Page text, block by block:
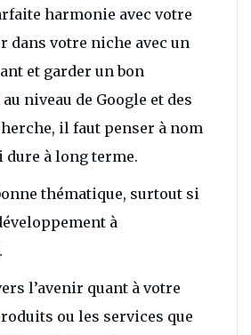
harmonie avec votre
dans votre niche avec un
et garder un bon
niveau de Google et des
il faut penser à nom
dure à long terme.
thématique, surtout si
à
l’avenir quant à votre
ou les services que